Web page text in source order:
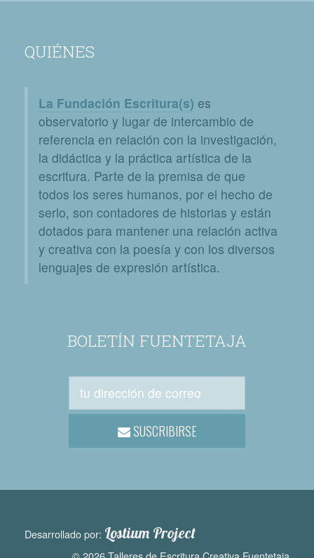
QUIÉNES
La Fundación Escritura(s) es
observatorio y lugar de intercambio de
referencia en relación con la investigación,
la didáctica y la práctica artística de la
escritura. Parte de la premisa de que
todos los seres humanos, por el hecho de
serlo, son contadores de historias y están
dotados para mantener una relación activa
y creativa con la poesía y con los diversos
lenguajes de expresión artística.
BOLETÍN FUENTETAJA
SUSCRIBIRSE
Desarrollado por: Lostium Project